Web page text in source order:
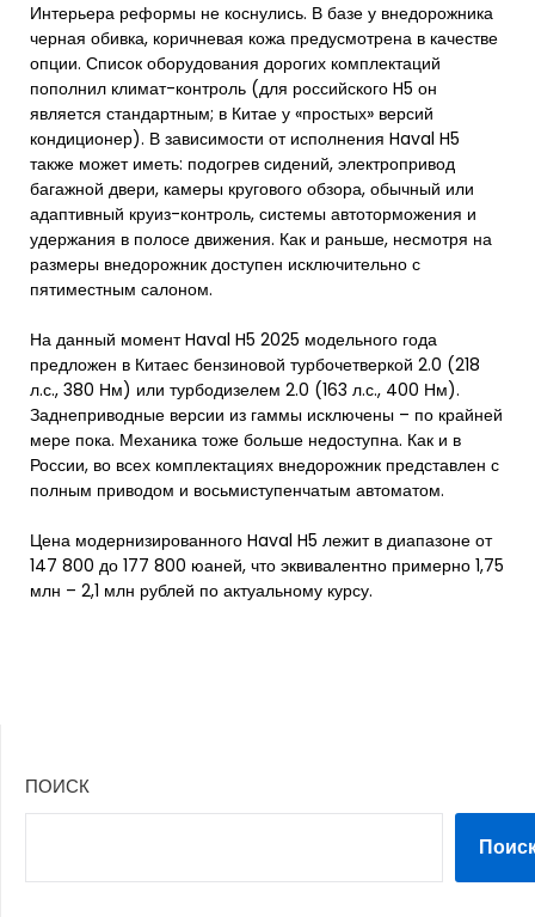
Интерьера реформы не коснулись. В базе у внедорожника
черная обивка, коричневая кожа предусмотрена в качестве
опции. Список оборудования дорогих комплектаций
пополнил климат-контроль (для российского H5 он
является стандартным; в Китае у «простых» версий
кондиционер). В зависимости от исполнения Haval H5
также может иметь: подогрев сидений, электропривод
багажной двери, камеры кругового обзора, обычный или
адаптивный круиз-контроль, системы автоторможения и
удержания в полосе движения. Как и раньше, несмотря на
размеры внедорожник доступен исключительно с
пятиместным салоном.
На данный момент Haval H5 2025 модельного года
предложен в Китаес бензиновой турбочетверкой 2.0 (218
л.с., 380 Нм) или турбодизелем 2.0 (163 л.с., 400 Нм).
Заднеприводные версии из гаммы исключены – по крайней
мере пока. Механика тоже больше недоступна. Как и в
России, во всех комплектациях внедорожник представлен с
полным приводом и восьмиступенчатым автоматом.
Цена модернизированного Haval H5 лежит в диапазоне от
147 800 до 177 800 юаней, что эквивалентно примерно 1,75
млн – 2,1 млн рублей по актуальному курсу.
ПОИСК